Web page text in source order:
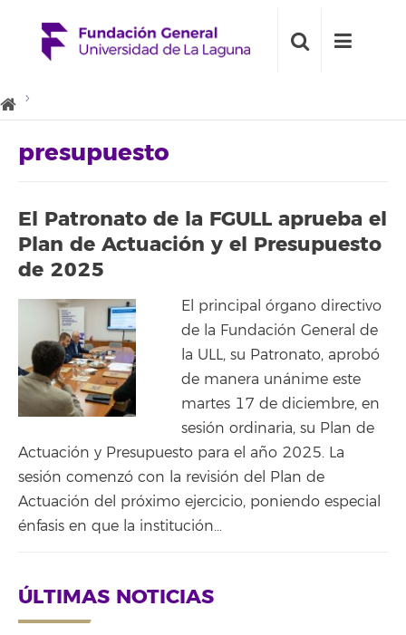
presupuesto
El Patronato de la FGULL aprueba el
Plan de Actuación y el Presupuesto
de 2025
El principal órgano directivo
de la Fundación General de
la ULL, su Patronato, aprobó
de manera unánime este
martes 17 de diciembre, en
sesión ordinaria, su Plan de
Actuación y Presupuesto para el año 2025. La
sesión comenzó con la revisión del Plan de
Actuación del próximo ejercicio, poniendo especial
énfasis en que la institución…
ÚLTIMAS NOTICIAS